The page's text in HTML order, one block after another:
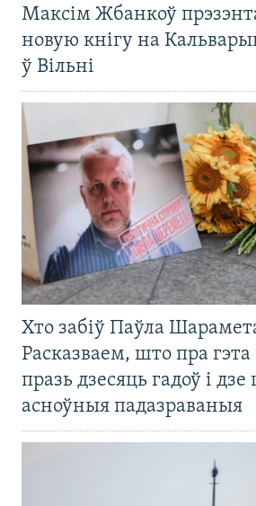
Максім Жбанкоў
новую кнігу на
ў Вільні
Хто забіў Паўла
Расказваем, што пра
празь дзесяць гадоў і дзе
асноўныя падазраваныя